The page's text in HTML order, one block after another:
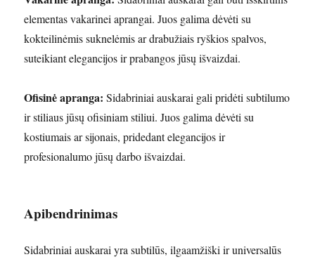
elementas vakarinei aprangai. Juos galima dėvėti su
kokteilinėmis suknelėmis ar drabužiais ryškios spalvos,
suteikiant elegancijos ir prabangos jūsų išvaizdai.
Ofisinė apranga: Sidabriniai auskarai gali pridėti subtilumo
ir stiliaus jūsų ofisiniam stiliui. Juos galima dėvėti su
kostiumais ar sijonais, pridedant elegancijos ir
profesionalumo jūsų darbo išvaizdai.
Apibendrinimas
Sidabriniai auskarai yra subtilūs, ilgaamžiški ir universalūs